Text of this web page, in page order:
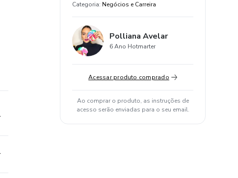
Categoria: Negócios e Carreira
Polliana Avelar
6 Ano Hotmarter
Acessar produto comprado
Ao comprar o produto, as instruções de
acesso serão enviadas para o seu email.